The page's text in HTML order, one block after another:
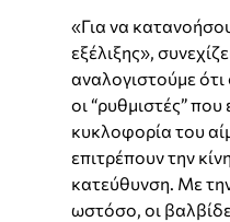
«Για να
εξέλιξης»,
αναλογιστούμε ότι
οι “ρυθμιστές”
κυκλοφορία του
επιτρέπουν την
κατεύθυνση. Με
ωστόσο, οι